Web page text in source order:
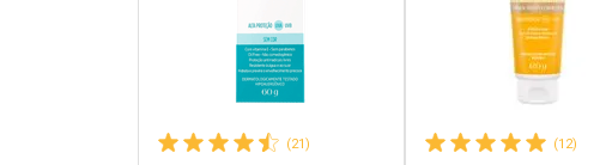
(21) (12)